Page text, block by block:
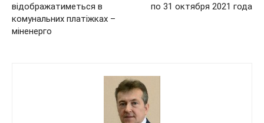
відображатиметься в
комунальних платіжках –
міненерго
по 31 октября 2021 года